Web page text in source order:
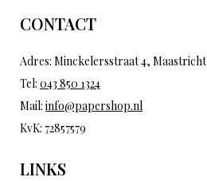
CONTACT
Adres: Minckelersstraat 4, Maastricht
Tel: 043 850 1324
Mail: info@papershop.nl
KvK: 72857579
LINKS